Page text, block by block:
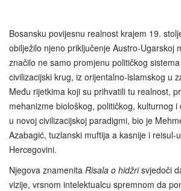
Bosansku povijesnu realnost krajem 19.
obilježilo njeno priključenje Austro-Ugarskoj
značilo ne samo promjenu političkog
civilizacijski krug, iz orijentalno-islamskog u
Među rijetkima koji su prihvatili tu realnost,
mehanizme biološkog, političkog, kulturnog
u novoj civilizacijskoj paradigmi, bio je
Azabagić, tuzlanski muftija a kasnije i reisul-
Hercegovini.
Njegova znamenita Risala o hidžrisvjedoči
vizije, vrsnom intelektualcu spremnom da